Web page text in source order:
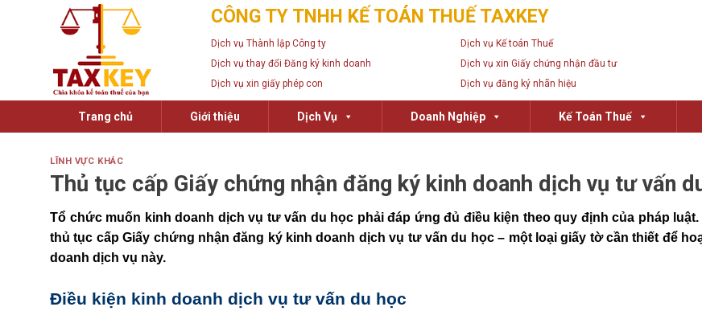
CÔNG TY TNHH KẾ TOÁN THUẾ TAXKEY
Dịch vụ Thành lập Công ty
Dịch vụ Kế toán Thuế
Dịch vụ thay đổi Đăng ký kinh doanh
Dịch vụ xin Giấy chứng nhận đầu tư
Dịch vụ xin giấy phép con
Dịch vụ đăng ký nhãn hiệu
Trang chủ Giới thiệu Dịch Vụ Doanh Nghiệp Kế Toán Thuế
LĨNH VỰC KHÁC
Thủ tục cấp Giấy chứng nhận đăng ký kinh doanh dịch vụ tư vấn
Tổ chức muốn kinh doanh dịch vụ tư vấn du học phải đáp ứng đủ điều kiện theo quy định của pháp
thủ tục cấp Giấy chứng nhận đăng ký kinh doanh dịch vụ tư vấn du học – một loại giấy tờ cần thiết để
doanh dịch vụ này.
Điều kiện kinh doanh dịch vụ tư vấn du học